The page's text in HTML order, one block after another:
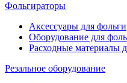
Фольгираторы
Аксессуары для
Оборудование для
Расходные материалы
Резальное оборудование